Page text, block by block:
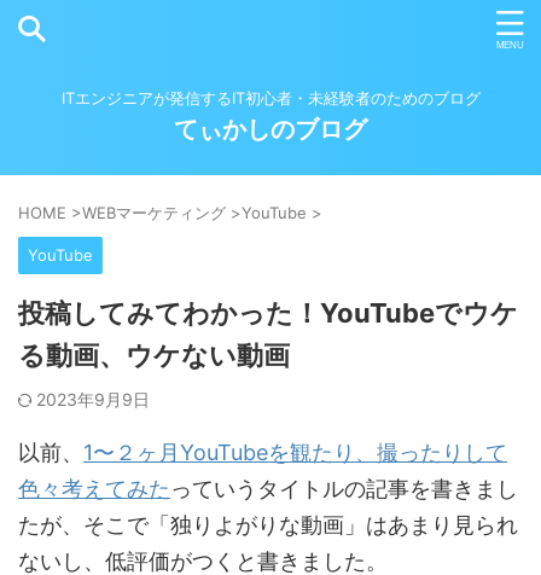
ITエンジニアが発信するIT初心者・未経験者のためのブログ
てぃかしのブログ
HOME >WEBマーケティング >YouTube >
YouTube
投稿してみてわかった！YouTubeでウケ
る動画、ウケない動画
2023年9月9日
以前、 1〜２ヶ月YouTubeを観たり、撮ったりして
色々考えてみたっていうタイトルの記事を書きまし
たが、そこで「独りよがりな動画」はあまり見られ
ないし、低評価がつくと書きました。